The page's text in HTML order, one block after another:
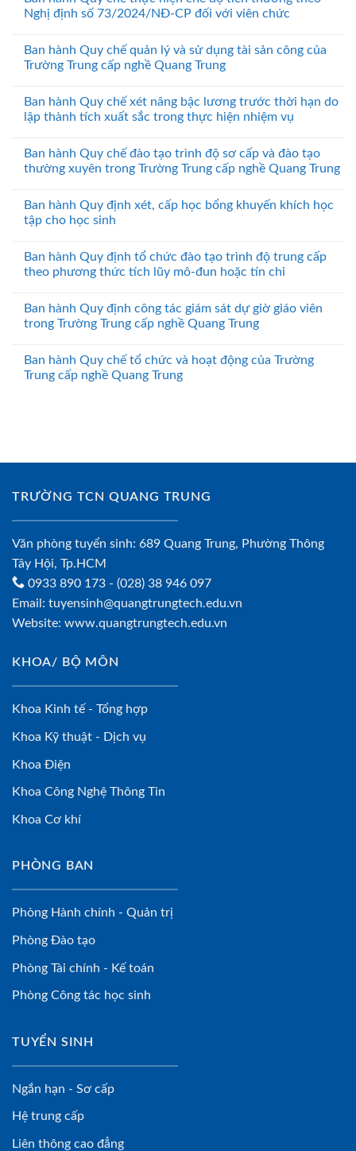
Nghị định số 73/2024/NĐ-CP đối với viên chức
Ban hành Quy chế quản lý và sử dụng tài sản công của
Trường Trung cấp nghề Quang Trung
Ban hành Quy chế xét nâng bậc lương trước thời hạn do
lập thành tích xuất sắc trong thực hiện nhiệm vụ
Ban hành Quy chế đào tạo trình độ sơ cấp và đào tạo
thường xuyên trong Trường Trung cấp nghề Quang Trung
Ban hành Quy định xét, cấp học bổng khuyến khích học
tập cho học sinh
Ban hành Quy định tổ chức đào tạo trình độ trung cấp
theo phương thức tích lũy mô-đun hoặc tín chỉ
Ban hành Quy định công tác giám sát dự giờ giáo viên
trong Trường Trung cấp nghề Quang Trung
Ban hành Quy chế tổ chức và hoạt động của Trường
Trung cấp nghề Quang Trung
TRƯỜNG TCN QUANG TRUNG
Văn phòng tuyển sinh: 689 Quang Trung, Phường Thông
Tây Hội, Tp.HCM
0933 890 173 - (028) 38 946 097
Email: tuyensinh@quangtrungtech.edu.vn
Website: www.quangtrungtech.edu.vn
KHOA/ BỘ MÔN
Khoa Kinh tế - Tổng hợp
Khoa Kỹ thuật - Dịch vụ
Khoa Điện
Khoa Công Nghệ Thông Tin
Khoa Cơ khí
PHÒNG BAN
Phòng Hành chính - Quản trị
Phòng Đào tạo
Phòng Tài chính - Kế toán
Phòng Công tác học sinh
TUYỂN SINH
Ngắn hạn - Sơ cấp
Hệ trung cấp
Liên thông cao đẳng